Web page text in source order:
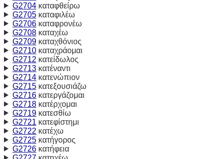
G2704καταφθείρω
G2705καταφιλέω
G2706καταφρονέω
G2708καταχέω
G2709καταχθόνιος
G2710καταχράομαι
G2712 κατείδωλος
G2713κατέναντι
G2714κατενώπιον
G2715κατεξουσιάζω
G2716κατεργάζομαι
G2718κατέρχομαι
G2719κατεσθίω
G2721 κατεφίστημι
G2722 κατέχω
G2725κατήγορος
G2726κατήφεια